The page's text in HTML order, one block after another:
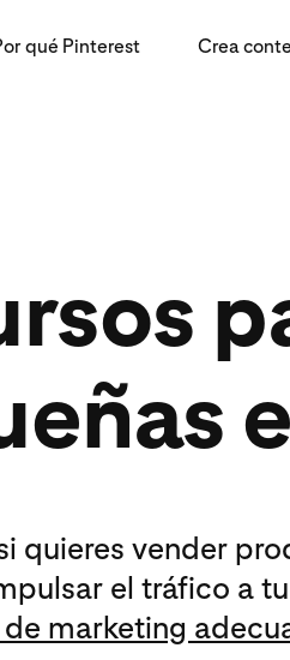
qué Pinterest Crea
quieres vender
el tráfico a
marketing